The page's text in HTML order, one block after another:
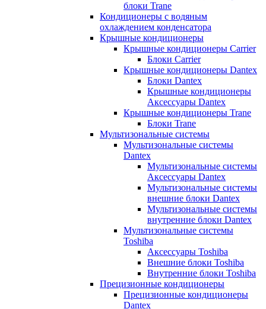
блоки Trane
Кондиционеры с водяным
охлаждением конденсатора
Крышные кондиционеры
Крышные кондиционеры Carrier
Блоки Carrier
Крышные кондиционеры Dantex
Блоки Dantex
Крышные кондиционеры
Аксессуары Dantex
Крышные кондиционеры Trane
Блоки Trane
Мультизональные системы
Мультизональные системы
Dantex
Мультизональные системы
Аксессуары Dantex
Мультизональные системы
внешние блоки Dantex
Мультизональные системы
внутренние блоки Dantex
Мультизональные системы
Toshiba
Аксессуары Toshiba
Внешние блоки Toshiba
Внутренние блоки Toshiba
Прецизионные кондиционеры
Прецизионные кондиционеры
Dantex